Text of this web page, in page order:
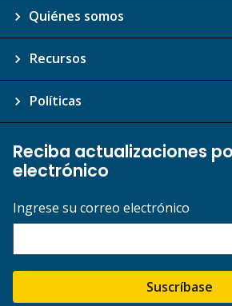
Quiénes somos
Recursos
Políticas
Reciba actualizaciones
electrónico
Ingrese su correo electrónico
Suscríbase